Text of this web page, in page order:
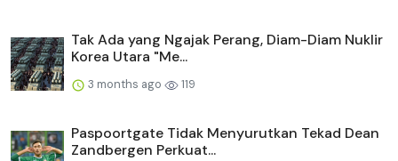
Tak Ada yang Ngajak Perang, Diam-Diam Nuklir
Korea Utara "Me...
3 months ago 119
Paspoortgate Tidak Menyurutkan Tekad Dean
Zandbergen Perkuat...